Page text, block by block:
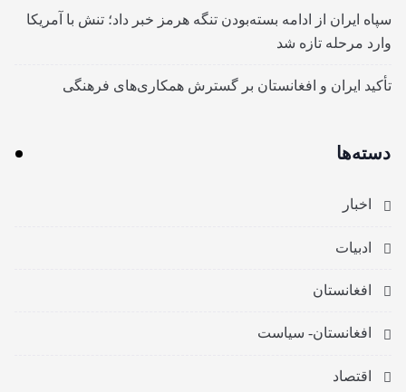
سپاه ایران از ادامه بسته‌بودن تنگه هرمز خبر داد؛ تنش با آمریکا
وارد مرحله تازه شد
تأکید ایران و افغانستان بر گسترش همکاری‌های فرهنگی
دسته‌ها
اخبار
ادبیات
افغانستان
افغانستان- سیاست
اقتصاد